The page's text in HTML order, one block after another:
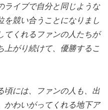
ライブで自分と同じような
を競い合うことになりまし
てくれるファンの人たちが
上がり続けて、優勝するこ
頃には、ファンの人も、出
かわいがってくれる地下ア